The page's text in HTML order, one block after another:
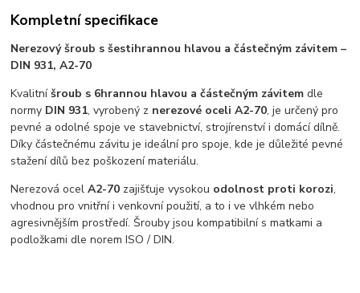
Kompletní specifikace
Nerezový šroub s šestihrannou hlavou a částečným závitem –
DIN 931, A2-70
Kvalitníšroub s 6hrannou hlavou a částečným závitem dle
normy DIN 931, vyrobený z nerezové oceli A2-70, je určený pro
pevné a odolné spoje ve stavebnictví, strojírenství i domácí dílně.
Díky částečnému závitu je ideální pro spoje, kde je důležité pevné
stažení dílů bez poškození materiálu.
Nerezová ocelA2-70 zajišťuje vysokou odolnost proti korozi,
vhodnou pro vnitřní i venkovní použití, a to i ve vlhkém nebo
agresivnějším prostředí. Šrouby jsou kompatibilní s matkami a
podložkami dle norem ISO / DIN.